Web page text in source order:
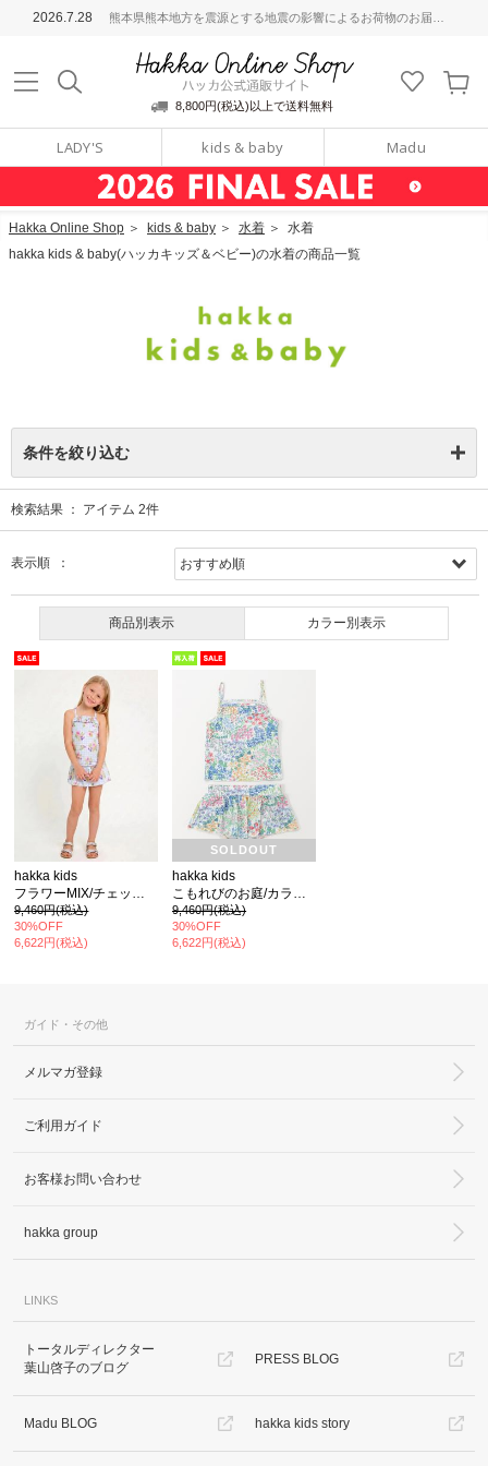
2026.7.28 熊本県熊本地方を震源とする地震の影響によるお荷物のお届けについて
8,800円(税込)以上で送料無料
LADY'S kids & baby Madu
通販サイト
Hakka Online Shop ＞ kids & baby ＞ 水着 ＞ 水着
hakka kids & baby(ハッカキッズ＆ベビー)の水着の商品一覧
条件を絞り込む
検索結果 ： アイテム 2件
表示順 ：
商品別表示 カラー別表示
hakka kids
フラワーMIX/チェックフラワープリントスイムタンキニ(UVカット)
9,460円(税込)
30%OFF
6,622円(税込)
SOLDOUT
hakka kids
こもれびのお庭/カラフルチェリープリントスイムタンキニ
9,460円(税込)
30%OFF
6,622円(税込)
ガイド・その他
メルマガ登録
ご利用ガイド
お客様お問い合わせ
hakka group
LINKS
トータルディレクター
葉山啓子のブログ
PRESS BLOG
Madu BLOG hakka kids story